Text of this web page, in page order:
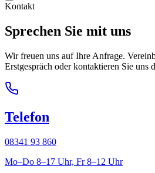
Kontakt
Sprechen Sie mit uns
Wir freuen uns auf Ihre Anfrage.
Erstgespräch oder kontaktieren Sie uns
Telefon
08341 93 860
Mo–Do 8–17 Uhr, Fr 8–12 Uhr